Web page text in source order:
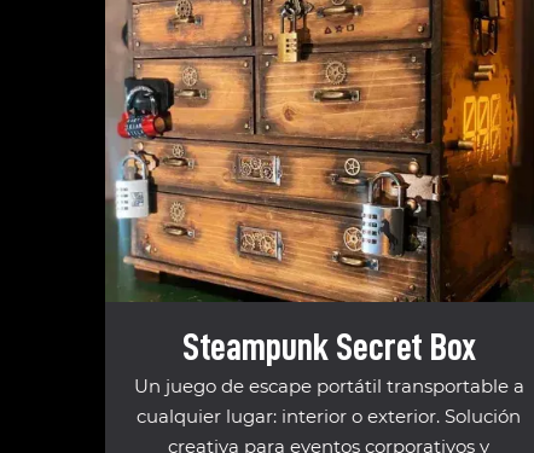
Steampunk Secret Box
Un juego de escape portátil transportable a
cualquier lugar: interior o exterior. Solución
creativa para eventos corporativos y